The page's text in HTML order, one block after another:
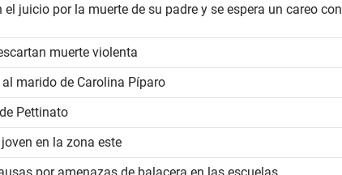
juicio por la muerte de su padre y se espera un careo con
muerte violenta
marido de Carolina Píparo
Pettinato
en la zona este